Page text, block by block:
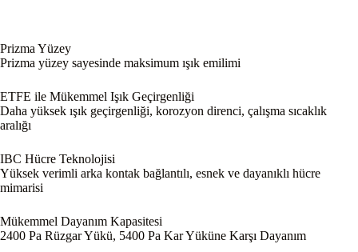
Prizma Yüzey
Prizma yüzey sayesinde maksimum ışık emilimi
ETFE ile Mükemmel Işık Geçirgenliği
Daha yüksek ışık geçirgenliği, korozyon direnci, çalışma sıcaklık
aralığı
IBC Hücre Teknolojisi
Yüksek verimli arka kontak bağlantılı, esnek ve dayanıklı hücre
mimarisi
Mükemmel Dayanım Kapasitesi
2400 Pa Rüzgar Yükü, 5400 Pa Kar Yüküne Karşı Dayanım